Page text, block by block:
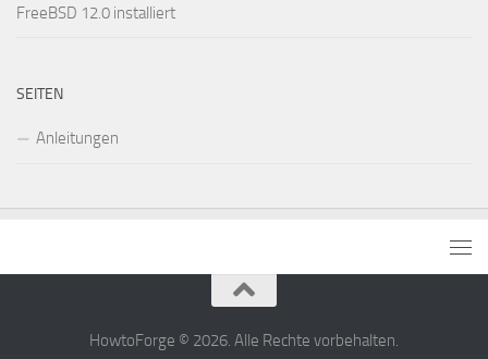
FreeBSD 12.0 installiert
SEITEN
Anleitungen
HowtoForge © 2026. Alle Rechte vorbehalten.